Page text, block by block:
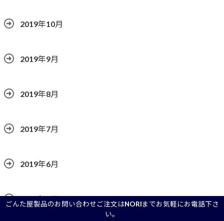
ごんた屋製品のお問い合わせご注文はNORIまでお気軽にお電話下さ
い。
2019年10月
2019年9月
2019年8月
2019年7月
2019年6月
2019年5月